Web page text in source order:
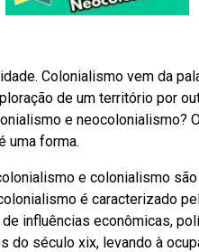
Colonialismo vem da
de um território por
e neocolonialismo?
uma forma.
e colonialismo
é caracterizado
influências econômicas,
século xix, levando à